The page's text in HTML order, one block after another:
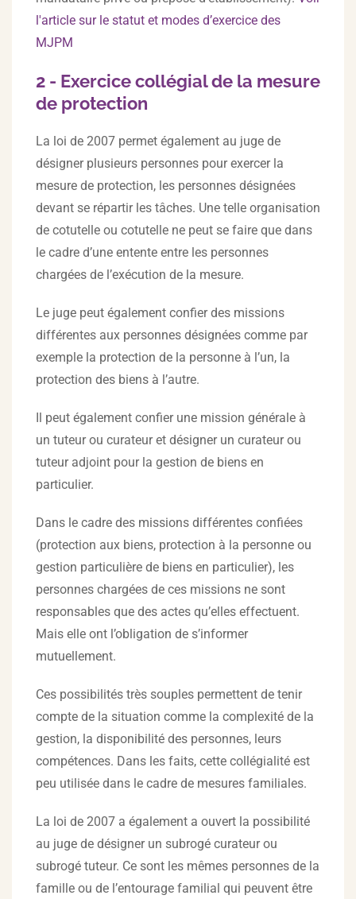
l'article sur le statut et modes d’exercice des
MJPM
2 - Exercice collégial de la mesure
de protection
La loi de 2007 permet également au juge de
désigner plusieurs personnes pour exercer la
mesure de protection, les personnes désignées
devant se répartir les tâches. Une telle organisation
de cotutelle ou cotutelle ne peut se faire que dans
le cadre d’une entente entre les personnes
chargées de l’exécution de la mesure.
Le juge peut également confier des missions
différentes aux personnes désignées comme par
exemple la protection de la personne à l’un, la
protection des biens à l’autre.
Il peut également confier une mission générale à
un tuteur ou curateur et désigner un curateur ou
tuteur adjoint pour la gestion de biens en
particulier.
Dans le cadre des missions différentes confiées
(protection aux biens, protection à la personne ou
gestion particulière de biens en particulier), les
personnes chargées de ces missions ne sont
responsables que des actes qu’elles effectuent.
Mais elle ont l’obligation de s’informer
mutuellement.
Ces possibilités très souples permettent de tenir
compte de la situation comme la complexité de la
gestion, la disponibilité des personnes, leurs
compétences. Dans les faits, cette collégialité est
peu utilisée dans le cadre de mesures familiales.
La loi de 2007 a également a ouvert la possibilité
au juge de désigner un subrogé curateur ou
subrogé tuteur. Ce sont les mêmes personnes de la
famille ou de l’entourage familial qui peuvent être